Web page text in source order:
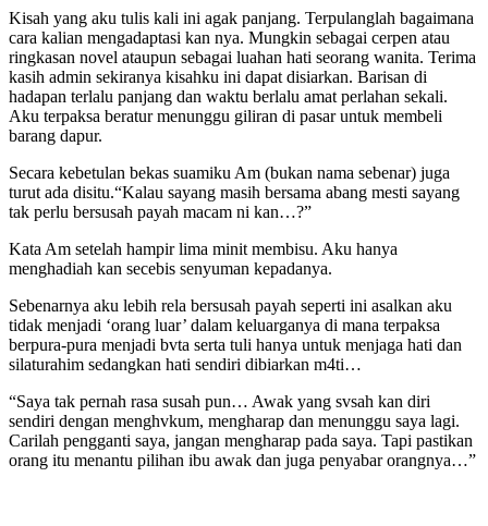
Kisah yang aku tulis kali ini agak panjang. Terpulanglah bagaimana
cara kalian mengadaptasi kan nya. Mungkin sebagai cerpen atau
ringkasan novel ataupun sebagai luahan hati seorang wanita. Terima
kasih admin sekiranya kisahku ini dapat disiarkan. Barisan di
hadapan terlalu panjang dan waktu berlalu amat perlahan sekali.
Aku terpaksa beratur menunggu giliran di pasar untuk membeli
barang dapur.
Secara kebetulan bekas suamiku Am (bukan nama sebenar) juga
turut ada disitu.“Kalau sayang masih bersama abang mesti sayang
tak perlu bersusah payah macam ni kan…?”
Kata Am setelah hampir lima minit membisu. Aku hanya
menghadiah kan secebis senyuman kepadanya.
Sebenarnya aku lebih rela bersusah payah seperti ini asalkan aku
tidak menjadi ‘orang luar’ dalam keluarganya di mana terpaksa
berpura-pura menjadi bvta serta tuli hanya untuk menjaga hati dan
silaturahim sedangkan hati sendiri dibiarkan m4ti…
“Saya tak pernah rasa susah pun… Awak yang svsah kan diri
sendiri dengan menghvkum, mengharap dan menunggu saya lagi.
Carilah pengganti saya, jangan mengharap pada saya. Tapi pastikan
orang itu menantu pilihan ibu awak dan juga penyabar orangnya…”